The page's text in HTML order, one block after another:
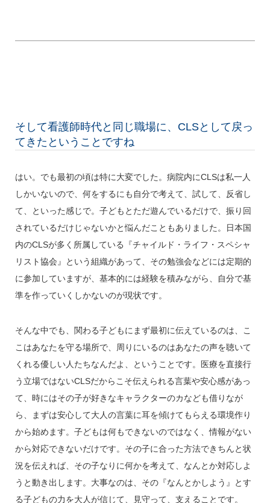
そして看護師時代と同じ職場に、CLSとして戻っ
てきたということですね
はい。でも最初の頃は特に大変でした。病院内にCLSは私一人
しかいないので、何をするにも自分で考えて、試して、反省し
て、といった感じで。子どもとただ遊んでいるだけで、振り回
されているだけじゃないかと悩んだこともありました。日本国
内のCLSが多く所属している『チャイルド・ライフ・スペシャ
リスト協会』という組織があって、その勉強会などには定期的
に参加していますが、基本的には経験を積みながら、自分で基
準を作っていくしかないのが現状です。
そんな中でも、関わる子どもにまず最初に伝えているのは、こ
こはあなたを守る場所で、周りにいるのはあなたの声を聴いて
くれる優しい人たちなんだよ、ということです。医療を直接行
う立場ではないCLSだからこそ伝えられる言葉や安心感があっ
て、時にはその子が好きなキャラクターのカなども借りなが
ら、まずは安心して大人の言葉に耳を傾けてもらえる環境作り
から始めます。子どもは何もできないのではなく、情報がない
から対応できないだけです。その子に合った方法できちんと状
況を伝えれば、その子なりに何かを考えて、なんとか対応しよ
うと動き出します。大事なのは、その『なんとかしよう』とす
る子どもの力を大人が信じて、見守って、支えることです。